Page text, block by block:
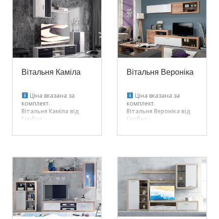
дозволять помістити у
собі усі необхідні речі.
Стильний та
лаконічний дизайн та
світлі кольорові
рішення прикрасять
Вашу вітальню.
кольори: “бетон0” та
“білий”, продовгуваті
зручні ручки, скляні
вітрини, які наповнять
вітальню легкістю,
свіжістю та затишком.
Вітальня Каміла
Ціна вказана за
комплект.
Вітальня Каміла від
Гербор –
оптимальним
рішенням для
облаштування
затишної кімнати.
Придбання комплекту
позбавить вас від
необхідності тратити
свій дорогоцінний час
Вітальня Вероніка
Ціна вказана за
комплект.
Вітальня Вероніка від
Гербор –
білого, який добавляє
контрасту, а місткі та
функціональні
елементи помістять всі
необхідні вам речі.